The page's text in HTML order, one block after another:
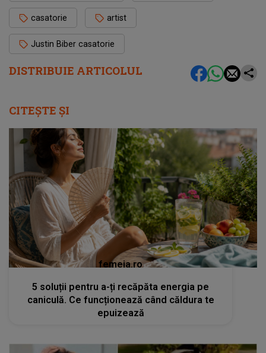
DISTRIBUIE ARTICOLUL
casatorie artist
Justin Biber casatorie
CITEȘTE ȘI
femeia.ro
5 soluții pentru a-ți recăpăta energia pe
caniculă. Ce funcționează când căldura te
epuizează